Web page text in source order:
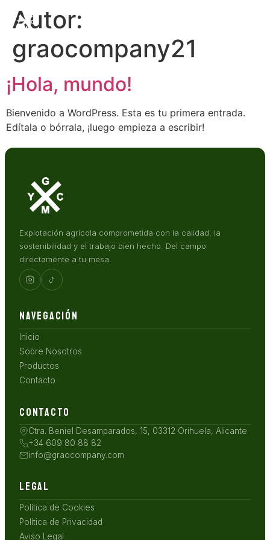
Autor:
graocompany21
¡Hola, mundo!
Bienvenido a WordPress. Esta es tu primera entrada.
Edítala o bórrala, ¡luego empieza a escribir!
Explotación agrícola comprometida con la calidad, la
sostenibilidad y el trabajo bien hecho. Del campo
directamente a tu mesa.
NAVEGACIÓN
Inicio
Sobre Nosotros
Productos
Contacto
CONTACTO
Ctra. Beniel Desamparados, 15, 03312 Orihuela, Alicante
+34 609 80 88 82
info@graocompany.com
LEGAL
Política de Cookies
Política de Privacidad
Aviso Legal